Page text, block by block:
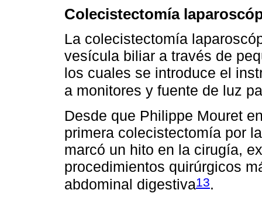
Colecistectomía
La colecistectomía
vesícula biliar a través de
los cuales se introduce el
a monitores y fuente de luz
Desde que Philippe Mouret
primera colecistectomía por
marcó un hito en la cirugía,
procedimientos quirúrgicos
abdominal digestiva13.